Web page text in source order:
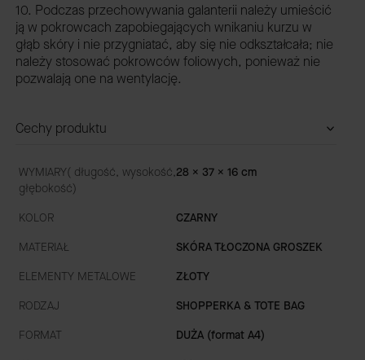
10. Podczas przechowywania galanterii należy umieścić
ją w pokrowcach zapobiegających wnikaniu kurzu w
głąb skóry i nie przygniatać, aby się nie odkształcała; nie
należy stosować pokrowców foliowych, ponieważ nie
pozwalają one na wentylację.
Cechy produktu
WYMIARY( długość, wysokość,
głębokość)
28 x 37 x 16 cm
KOLOR
CZARNY
MATERIAŁ
SKÓRA TŁOCZONA GROSZEK
ELEMENTY METALOWE
ZŁOTY
RODZAJ
SHOPPERKA & TOTE BAG
FORMAT
DUŻA (format A4)